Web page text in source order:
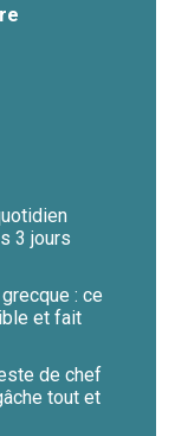
3 jours
: ce
et fait
de chef
tout et